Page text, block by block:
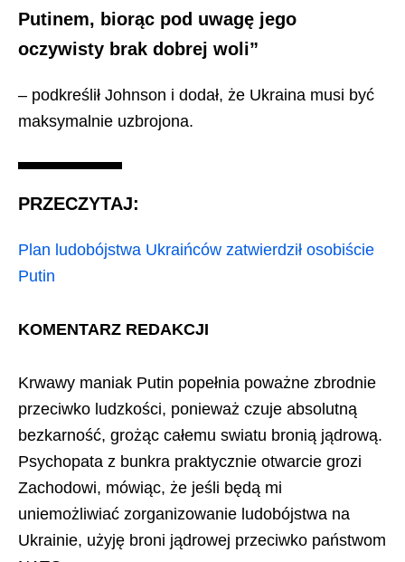
Putinem, biorąc pod uwagę jego
oczywisty brak dobrej woli”
– podkreślił Johnson i dodał, że Ukraina musi być
maksymalnie uzbrojona.
PRZECZYTAJ:
Plan ludobójstwa Ukraińców zatwierdził osobiście
Putin
KOMENTARZ REDAKCJI
Krwawy maniak Putin popełnia poważne zbrodnie
przeciwko ludzkości, ponieważ czuje absolutną
bezkarność, grożąc całemu swiatu bronią jądrową.
Psychopata z bunkra praktycznie otwarcie grozi
Zachodowi, mówiąc, że jeśli będą mi
uniemożliwiać zorganizowanie ludobójstwa na
Ukrainie, użyję broni jądrowej przeciwko państwom